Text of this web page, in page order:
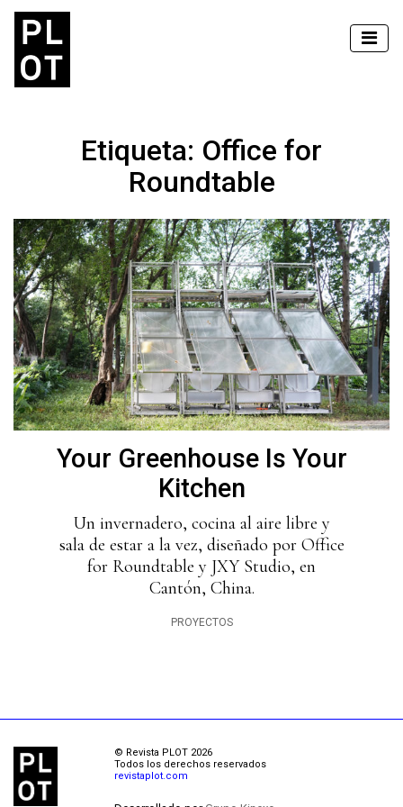
Etiqueta: Office for
Roundtable
Your Greenhouse Is Your
Kitchen
Un invernadero, cocina al aire libre y
sala de estar a la vez, diseñado por Office
for Roundtable y JXY Studio, en
Cantón, China.
PROYECTOS
© Revista PLOT 2026
Todos los derechos reservados
revistaplot.com